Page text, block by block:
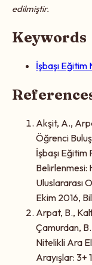
edilmiştir.
Keywords
İşbaşı
Akşit, A.,
Öğrenci
İşbaşı Eğitim
Belirlenmesi:
Uluslararası
Ekim 2016,
Arpat, B.,
Çamurdan,
Nitelikli Ara
Arayışlar: 3+